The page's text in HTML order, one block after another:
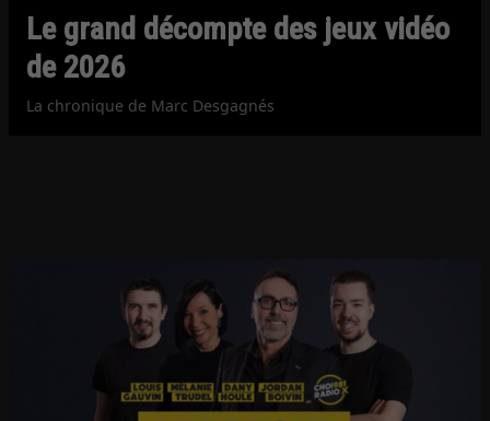
Le grand décompte des jeux vidéo
de 2026
La chronique de Marc Desgagnés